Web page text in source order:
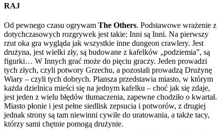
RAJ
Od pewnego czasu ogrywam The Others. Podstawowe wrażenie z
dotychczasowych rozgrywek jest takie: Inni są Inni. Na pierwszy
rzut oka gra wygląda jak wszystkie inne dungeon crawlery. Jest
drużyna, jest wielki zły, są budowane z kafelków „podziemia”, są
figurki… W Innych grać może do pięciu graczy. Jeden prowadzi
tych złych, czyli potwory Grzechu, a pozostali prowadzą Drużynę
Wiary – czyli tych dobrych. Plansza przedstawia miasto, w którym
każda dzielnica mieści się na jednym kafelku – choć jak się zdaje,
jest jeden z wielu błędów tłumaczenia, zapewne chodziło o kwartał.
Miasto płonie i jest pełne siedlisk zepsucia i potworów, z drugiej
jednak strony są tam niewinni cywile do uratowania, a także tacy,
którzy sami chętnie pomogą drużynie.